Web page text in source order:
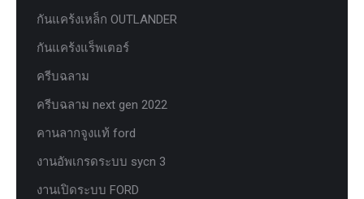
กันแคร้งเหล็ก OUTLANDER
กันแคร้งแร็พเตอร์
ครีบฉลาม
ครีบฉลาม next gen 2022
คานลากจูงแท้ ford
งานอัพเกรดระบบ sycn 3
งานเปิดระบบ FORD